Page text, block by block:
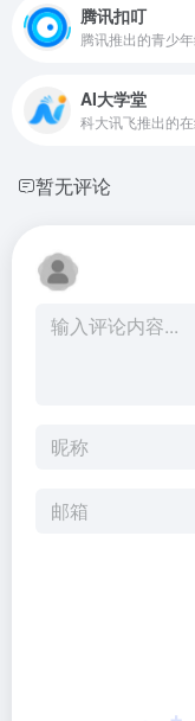
腾讯扣叮
AI大学堂
暂无评论